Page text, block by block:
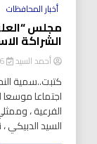
أخبار المحافظات
مجلس
الشراكة
أحمد السيد 2026-08-02
كتبت..سمية
اجتماعا موسعا
الفرعية ،
السيد الدبيكي